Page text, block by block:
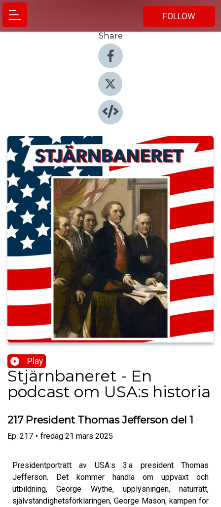
FOLLOW
Share
Play
Stjärnbaneret - En
podcast om USA:s historia
217 President Thomas Jefferson del 1
Ep. 217 • fredag 21 mars 2025
Presidentporträtt av USA:s 3:a president Thomas
Jefferson. Det kommer handla om uppväxt och
utbildning, George Wythe, upplysningen, naturrätt,
självständighetsförklaringen, George Mason, kampen för